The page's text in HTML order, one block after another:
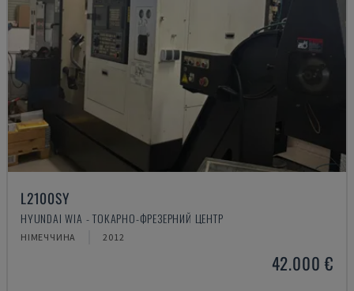
L2100SY
HYUNDAI WIA - ТОКАРНО-ФРЕЗЕРНИЙ ЦЕНТР
НІМЕЧЧИНА 2012
42.000 €